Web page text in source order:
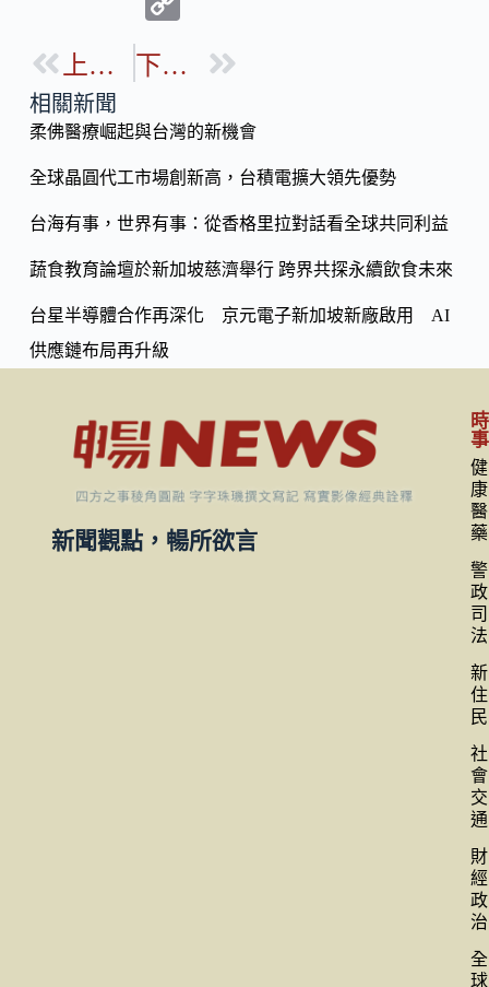
b
o
k
p
Li
n
k
上一篇 下一篇
相關新聞
柔佛醫療崛起與台灣的新機會
全球晶圓代工市場創新高，台積電擴大領先優勢
台海有事，世界有事：從香格里拉對話看全球共同利益
蔬食教育論壇於新加坡慈濟舉行 跨界共探永續飲食未來
台星半導體合作再深化 京元電子新加坡新廠啟用 AI
供應鏈布局再升級
新聞觀點，暢所欲言
時
事
健
康
醫
藥
警
政
司
法
新
住
民
社
會
交
通
財
經
政
治
全
球